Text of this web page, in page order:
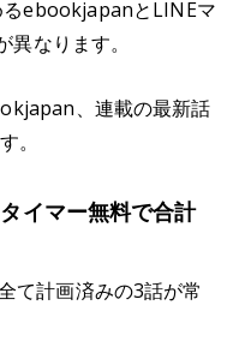
るebookjapanとLINEマ
なります。
、連載の最新話
。
イマー無料で合計
て計画済みの3話が常